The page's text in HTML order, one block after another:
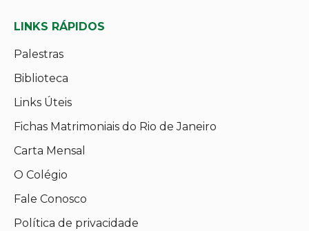
LINKS RÁPIDOS
Palestras
Biblioteca
Links Úteis
Fichas Matrimoniais do Rio de Janeiro
Carta Mensal
O Colégio
Fale Conosco
Política de privacidade